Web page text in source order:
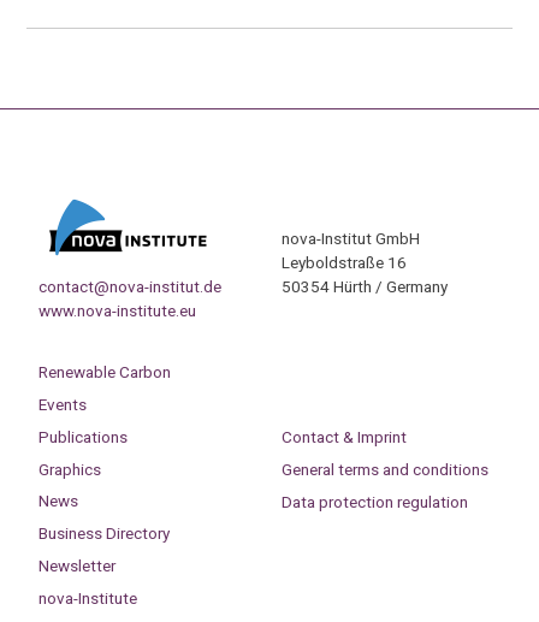
contact@nova-institut.de
www.nova-institute.eu
nova-Institut GmbH
Leyboldstraße 16
50354 Hürth / Germany
Renewable Carbon
Events
Publications
Graphics
News
Business Directory
Newsletter
nova-Institute
Contact & Imprint
General terms and conditions
Data protection regulation